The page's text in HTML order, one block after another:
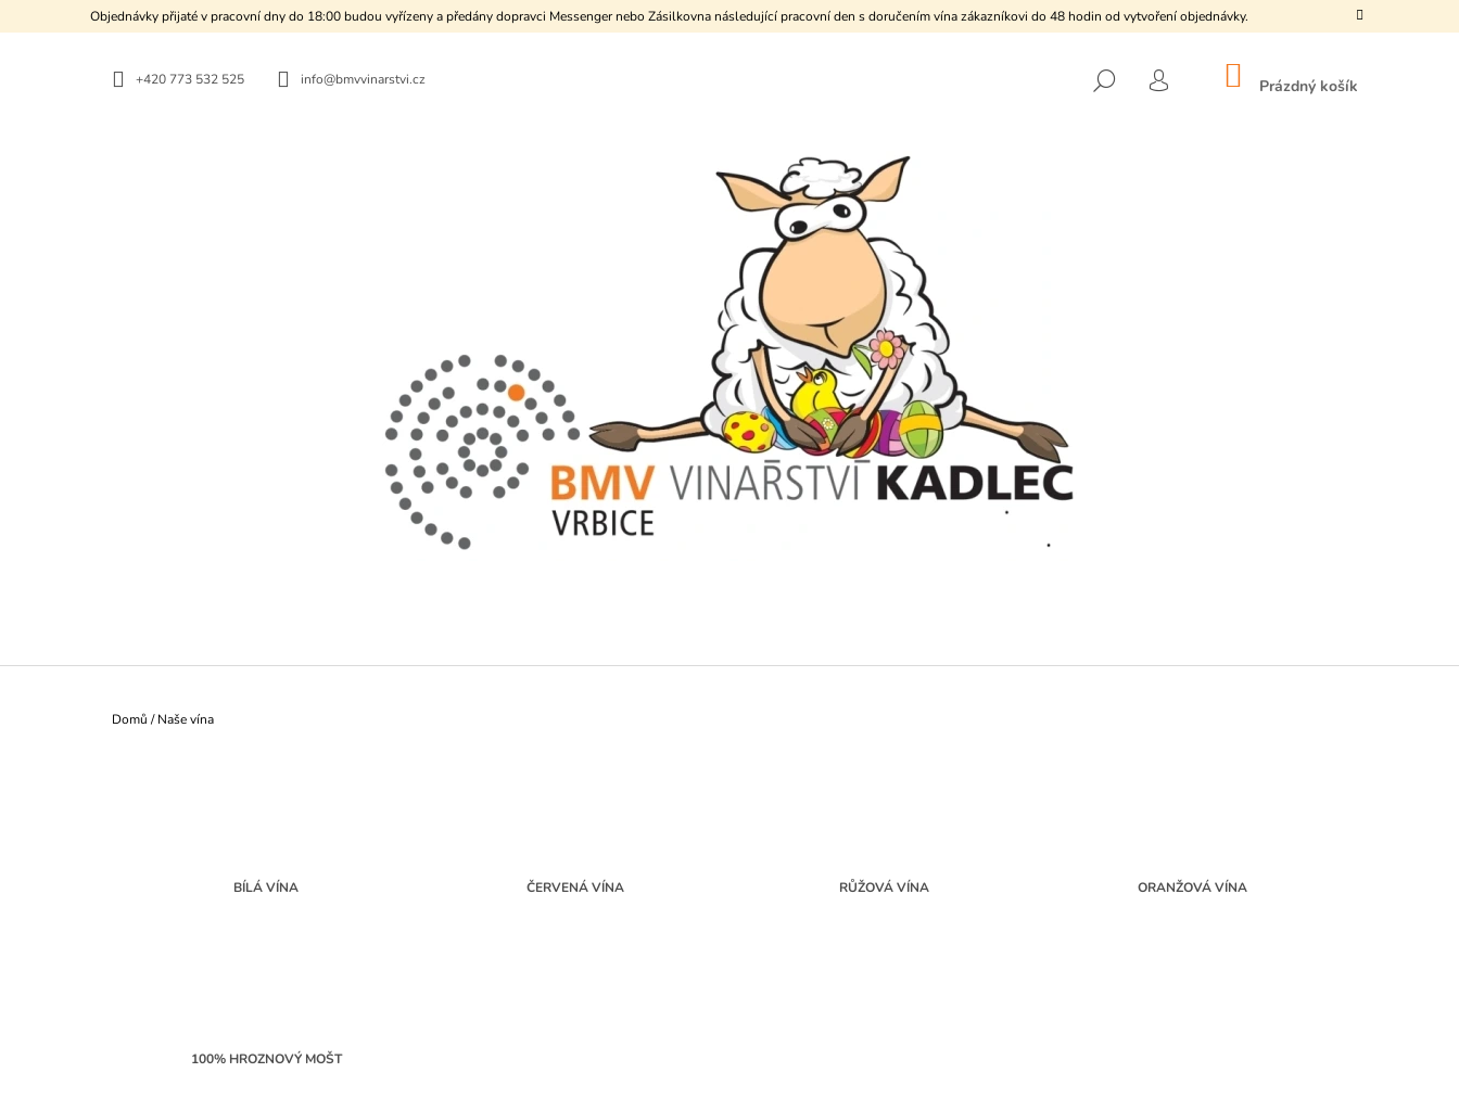
Objednávky přijaté v pracovní dny do 18:00 budou vyřízeny a předány dopravci Messenger nebo Zásilkovna následující pracovní den s doručením vína zákazníkovi do 48 hodin od vytvoření objednávky.
+420 773 532 525 info@bmvvinarstvi.cz HLEDAT
PŘIHLÁŠENÍ
NÁKUPNÍ
KOŠÍK
Prázdný košík
Domů / Naše vína
BÍLÁ VÍNA ČERVENÁ VÍNA RŮŽOVÁ VÍNA ORANŽOVÁ VÍNA
100% HROZNOVÝ MOŠT
O
HLEDAT
KARTON "POLOSUCHÝ ZAJÍC"
999 Kč
Původně:1 120 Kč
KARTON "NEALKO KUŘÁTKO"
720 Kč